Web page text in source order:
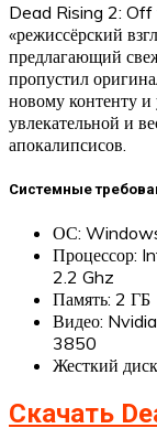
Dead Rising 2: Off
«режиссёрский
предлагающий
пропустил
новому контенту
увлекательной и
апокалипсисов.
Системные
ОС:
Процессор:
2.2 Ghz
Память: 2 ГБ
Видео:
3850
Жесткий
Скачать